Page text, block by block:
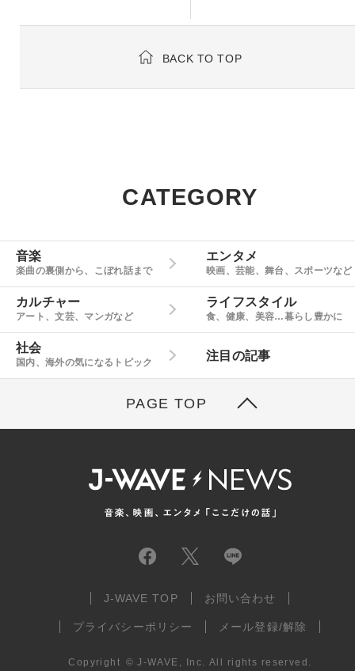
BACK TO TOP
CATEGORY
音楽
楽曲の裏側から、こぼれ話まで
エンタメ
映画、芸能、舞台、スポーツなど
カルチャー
アート、文芸、マンガなど
ライフスタイル
食、健康、美容…暮らし豊かに
社会
国内、海外の気になるトピック
注目の記事
PAGE TOP
J-WAVE TOP お問い合わせ
プライバシーポリシー メール登録/解除
Copyright © J-WAVE, Inc. All rights reserved.